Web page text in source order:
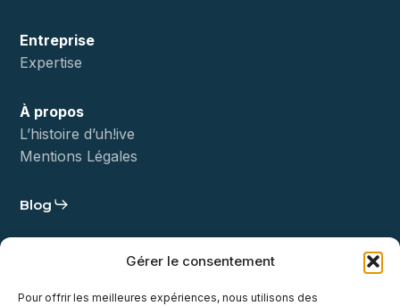
Gérer le consentement
Pour offrir les meilleures expériences, nous utilisons des
Entreprise
Expertise
À propos
L’histoire d’uh!ive
Mentions Légales
Blog